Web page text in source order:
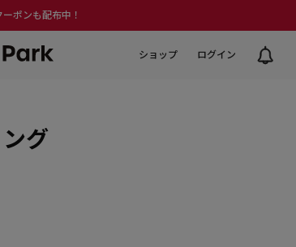
ポンも配布中！
ショップ ログイン
グ